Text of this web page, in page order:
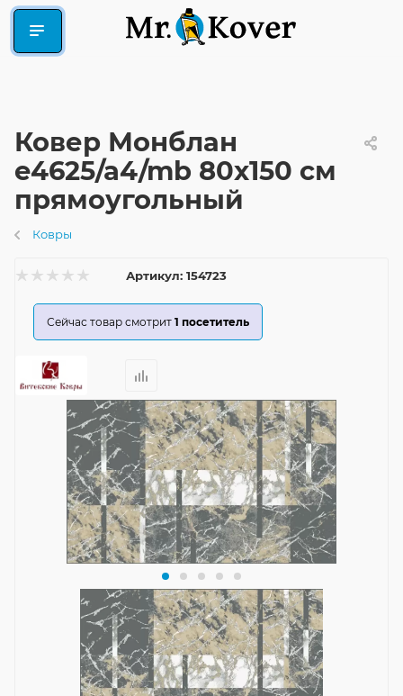
Ковер Монблан
e4625/a4/mb 80x150 см
прямоугольный
Ковры
Артикул: 154723
Сейчас товар смотрит 1 посетитель